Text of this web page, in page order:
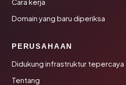
Cara kerja
Domain yang baru diperiksa
PERUSAHAAN
Didukung infrastruktur tepercaya
Tentang